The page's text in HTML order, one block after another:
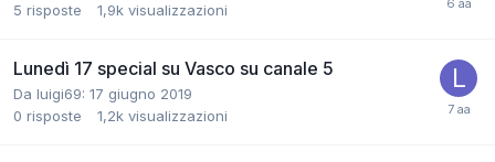
5 risposte 1,9k visualizzazioni
Lunedì 17 special su Vasco su canale 5
Da luigi69: 17 giugno 2019
0 risposte 1,2k visualizzazioni